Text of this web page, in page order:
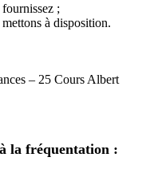
;
à disposition.
– 25 Cours Albert
la fréquentation :